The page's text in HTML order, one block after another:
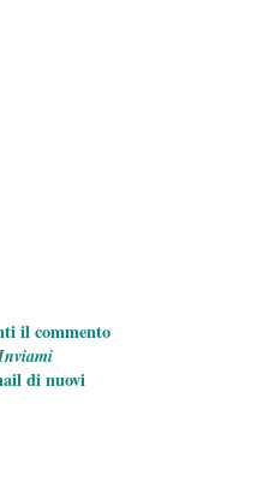
il commento
di nuovi